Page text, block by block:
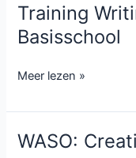
Training
Basisschool
Training
Writing
a
Meer lezen »
WASO:
WASO: